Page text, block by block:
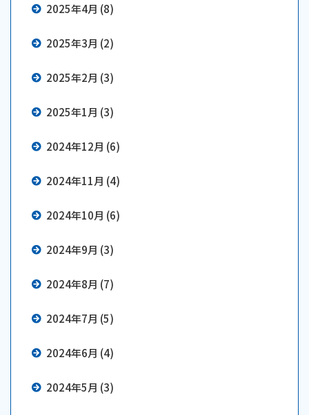
2025年4月 (8)
2025年3月 (2)
2025年2月 (3)
2025年1月 (3)
2024年12月 (6)
2024年11月 (4)
2024年10月 (6)
2024年9月 (3)
2024年8月 (7)
2024年7月 (5)
2024年6月 (4)
2024年5月 (3)